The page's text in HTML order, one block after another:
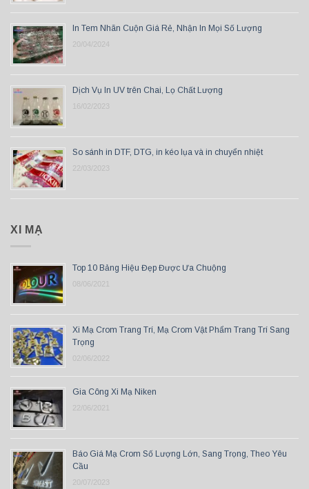
In Tem Nhãn Cuộn Giá Rẻ, Nhận In Mọi Số Lượng
20/04/2024
Dịch Vụ In UV trên Chai, Lọ Chất Lượng
16/02/2023
So sánh in DTF, DTG, in kéo lụa và in chuyển nhiệt
22/03/2023
XI MẠ
Top 10 Bảng Hiệu Đẹp Được Ưa Chuộng
08/06/2021
Xi Mạ Crom Trang Trí, Mạ Crom Vật Phẩm Trang Trí Sang
Trọng
02/06/2022
Gia Công Xi Mạ Niken
22/06/2021
Báo Giá Mạ Crom Số Lượng Lớn, Sang Trọng, Theo Yêu
Cầu
20/07/2023